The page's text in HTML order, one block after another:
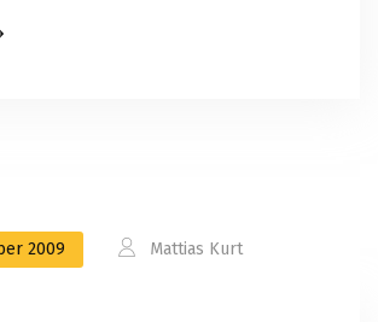
2009
Mattias Kurt